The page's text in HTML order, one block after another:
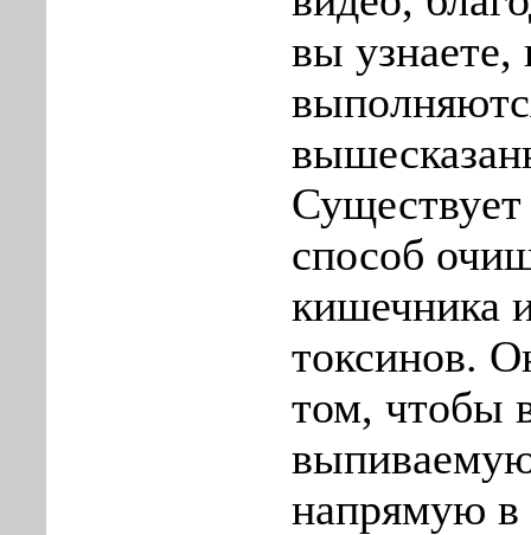
вы узнаете,
способ
кишечника
токсинов.
том, чтобы
напрямую